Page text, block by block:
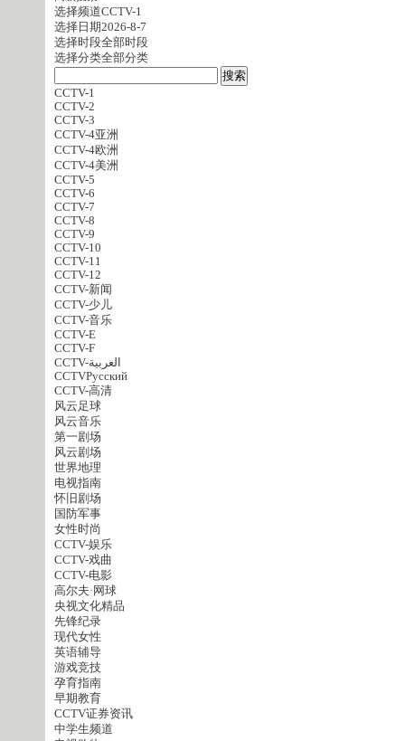
选择频道CCTV-1
选择日期2026-8-7
选择时段全部时段
选择分类全部分类
CCTV-1
CCTV-2
CCTV-3
CCTV-4亚洲
CCTV-4欧洲
CCTV-4美洲
CCTV-5
CCTV-6
CCTV-7
CCTV-8
CCTV-9
CCTV-10
CCTV-11
CCTV-12
CCTV-新闻
CCTV-少儿
CCTV-音乐
CCTV-E
CCTV-F
CCTV-العربية
CCTVPусский
CCTV-高清
风云足球
风云音乐
第一剧场
风云剧场
世界地理
电视指南
怀旧剧场
国防军事
女性时尚
CCTV-娱乐
CCTV-戏曲
CCTV-电影
高尔夫·网球
央视文化精品
先锋纪录
现代女性
英语辅导
游戏竞技
孕育指南
早期教育
CCTV证券资讯
中学生频道